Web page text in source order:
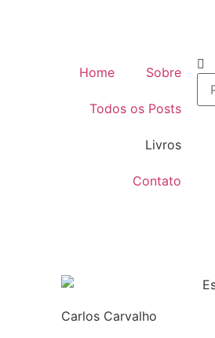
Home Sobre
Todos os Posts
Livros
Contato
Carlos Carvalho